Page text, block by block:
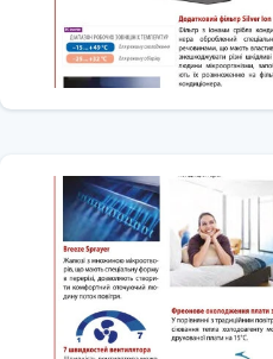
Мотор DC inverter внутрішнього
У внутрішніх блоках для
DC-мотор. Це дозволяє значно
енергоспоживання. А так же
Підігрівач піддону зовнішнього
Підогрівач піддона зовнішнього
забезпечення повного
результаті відтайки
проведення режиму
матеріалів.